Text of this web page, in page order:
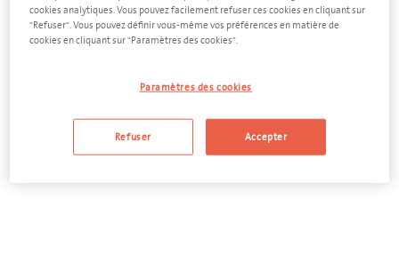
Voir tous les conteneurs pour solvants à faible pouvoir
calorifique
cookies analytiques. Vous pouvez facilement refuser ces cookies en cliquant sur
"Refuser". Vous pouvez définir vous-même vos préférences en matière de
cookies en cliquant sur "Paramètres des cookies".
Paramètres des cookies
Refuser Accepter